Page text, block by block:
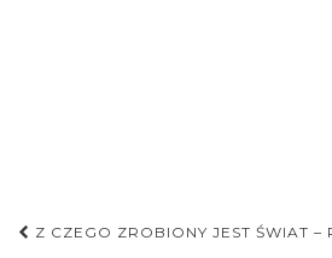
Nawigacja
Z CZEGO ZROBIONY JEST ŚWIAT –